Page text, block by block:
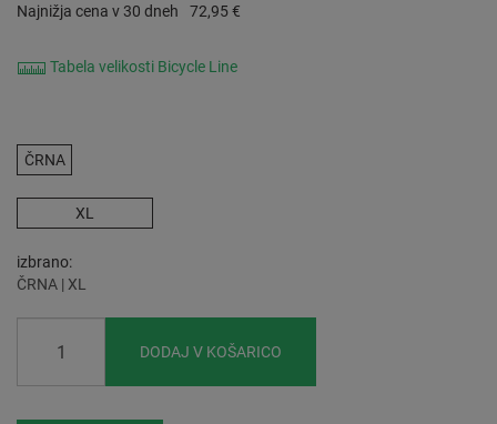
Najnižja cena v 30 dneh 72,95 €
Tabela velikosti Bicycle Line
ČRNA
XL
izbrano
ČRNA | XL
DODAJ V KOŠARICO